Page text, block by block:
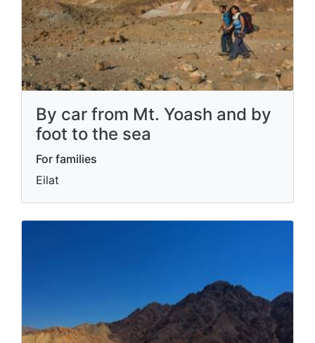
By car from Mt. Yoash and by
foot to the sea
For families
Eilat